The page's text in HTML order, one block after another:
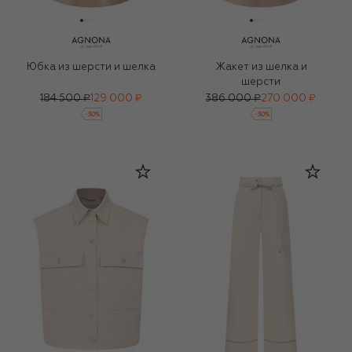
Юбка из шерсти и шелка
184 500 ₽ 129 000 ₽
-30%
Жакет из шелка и
шерсти
386 000 ₽270 000 ₽
-30%